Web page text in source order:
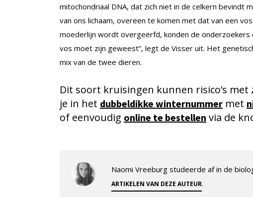
mitochondriaal DNA, dat zich niet in de celkern bevindt
van ons lichaam, overeen te komen met dat van een
moederlijn wordt overgeërfd, konden de
vos moet zijn geweest”, legt de Visser uit. Het
mix van de twee dieren.
Dit soort kruisingen kunnen risico’s met
je in het dubbeldikke winternummer met
of eenvoudig online te bestellen via de
Naomi Vreeburg studeerde af in de
ARTIKELEN VAN DEZE AUTEUR.